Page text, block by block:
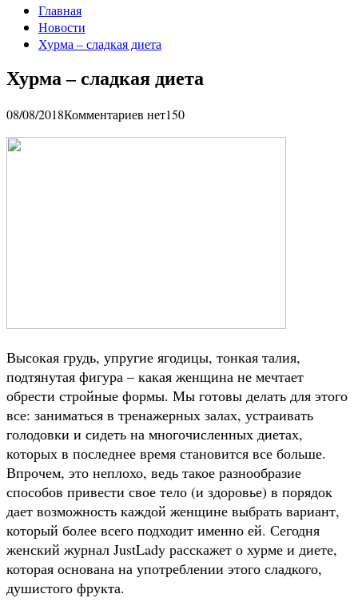
Главная
Новости
Хурма – сладкая диета
Хурма – сладкая диета
08/08/2018Комментариев нет150
Высокая грудь, упругие ягодицы, тонкая талия,
подтянутая фигура – какая женщина не мечтает
обрести стройные формы. Мы готовы делать для этого
все: заниматься в тренажерных залах, устраивать
голодовки и сидеть на многочисленных диетах,
которых в последнее время становится все больше.
Впрочем, это неплохо, ведь такое разнообразие
способов привести свое тело (и здоровье) в порядок
дает возможность каждой женщине выбрать вариант,
который более всего подходит именно ей. Сегодня
женский журнал JustLady расскажет о хурме и диете,
которая основана на употреблении этого сладкого,
душистого фрукта.